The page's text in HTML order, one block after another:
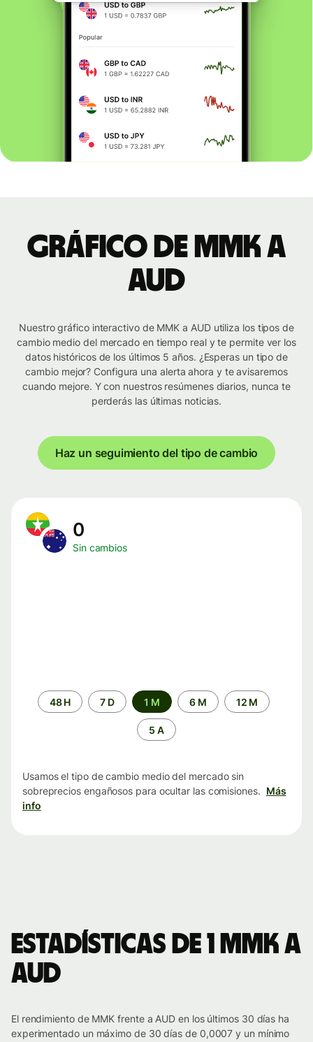
Gráfico de MMK a
AUD
Nuestro gráfico interactivo de MMK a AUD utiliza los tipos de
cambio medio del mercado en tiempo real y te permite ver los
datos históricos de los últimos 5 años. ¿Esperas un tipo de
cambio mejor? Configura una alerta ahora y te avisaremos
cuando mejore. Y con nuestros resúmenes diarios, nunca te
perderás las últimas noticias.
Haz un seguimiento del tipo de cambio
0
Sin cambios
Periodo48 H 7 D 1 M 6 M 12 M
5 A
Usamos el tipo de cambio medio del mercado sin
sobreprecios engañosos para ocultar las comisiones. Más
info
Estadísticas de 1 MMK a
AUD
El rendimiento de MMK frente a AUD en los últimos 30 días ha
experimentado un máximo de 30 días de 0,0007 y un mínimo